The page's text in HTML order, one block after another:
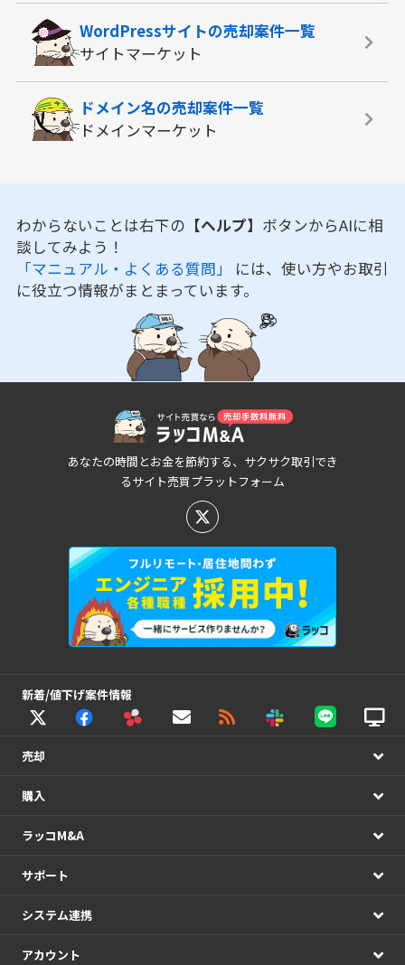
WordPressサイトの売却案件一覧
サイトマーケット
ドメイン名の売却案件一覧
ドメインマーケット
わからないことは右下の 【ヘルプ】 ボタンからAIに相
談してみよう！
「マニュアル・よくある質問」 には、使い方やお取引
に役立つ情報がまとまっています。
あなたの時間とお金を節約する、サクサク取引でき
るサイト売買プラットフォーム
新着/値下げ案件情報
売却
購入
ラッコM&A
サポート
システム連携
アカウント